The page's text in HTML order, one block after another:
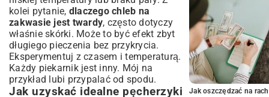
kolei pytanie, dlaczego chleb na
zakwasie jest twardy, często dotyczy
właśnie skórki. Może to być efekt zbyt
długiego pieczenia bez przykrycia.
Eksperymentuj z czasem i temperaturą.
Każdy piekarnik jest inny. Mój na
przykład lubi przypalać od spodu.
Jak uzyskać idealne pęcherzyki
Jak oszczędzać na